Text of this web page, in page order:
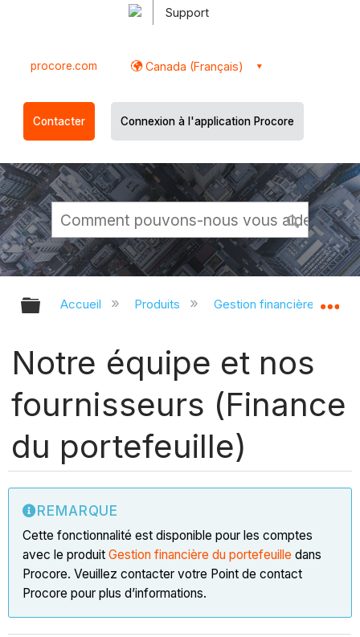
Support
procore.com Canada (Français)
Contacter Connexion à l'application Procore
Développer/réduire la hiérarchie
Accueil Produits Gestion financière du
Notre équipe et nos
fournisseurs (Finance
du portefeuille)
REMARQUE
Cette fonctionnalité est disponible pour les comptes
avec le produitGestion financière du portefeuille dans
Procore. Veuillez contacter votre Point de contact
Procore pour plus d’informations.